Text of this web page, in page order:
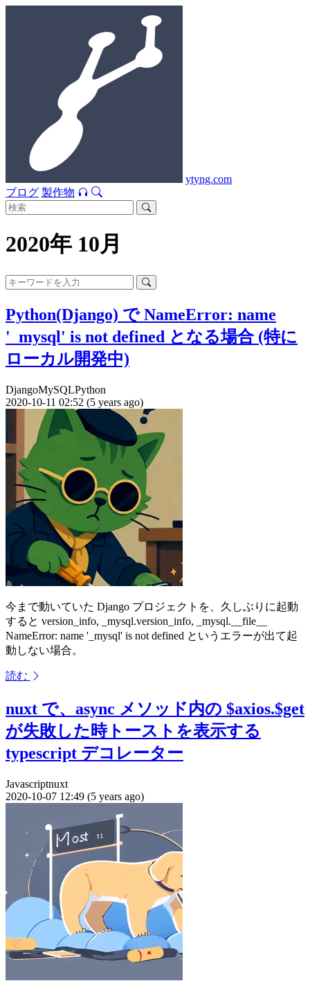
ytyng.com
ブログ 製作物
2020年 10月
Python(Django) で NameError: name
'_mysql' is not defined となる場合 (特に
ローカル開発中)
DjangoMySQLPython
2020-10-11 02:52 (5 years ago)
今まで動いていた Django プロジェクトを、久しぶりに起動
すると version_info, _mysql.version_info, _mysql.__file__
NameError: name '_mysql' is not defined というエラーが出て起
動しない場合。
読む
nuxt で、async メソッド内の $axios.$get
が失敗した時トーストを表示する
typescript デコレーター
Javascriptnuxt
2020-10-07 12:49 (5 years ago)